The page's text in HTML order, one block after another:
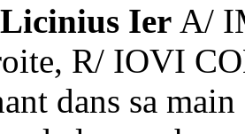
Ier A/
R/ IOVI
dans sa